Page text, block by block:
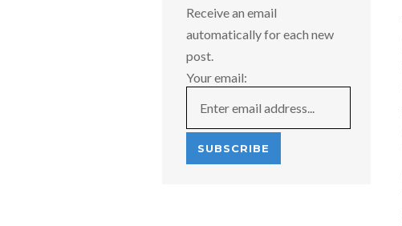
Receive an email
automatically for each new
post.
Your email: